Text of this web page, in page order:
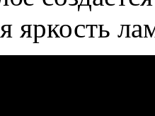
яркость